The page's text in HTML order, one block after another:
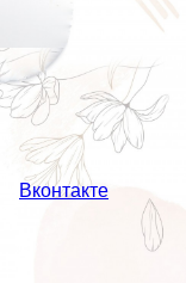
Вконтакте